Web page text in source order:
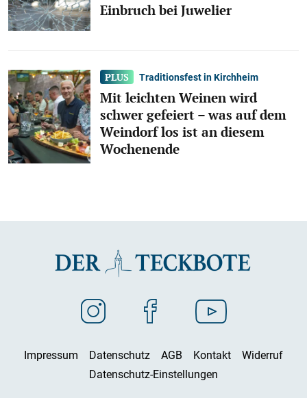
Einbruch bei Juwelier
Traditionsfest in Kirchheim
Mit leichten Weinen wird
schwer gefeiert – was auf dem
Weindorf los ist an diesem
Wochenende
Impressum Datenschutz AGB Kontakt
Widerruf
Datenschutz-Einstellungen